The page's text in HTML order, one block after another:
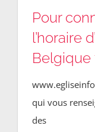
Pour
l’horaire
qui vous
des